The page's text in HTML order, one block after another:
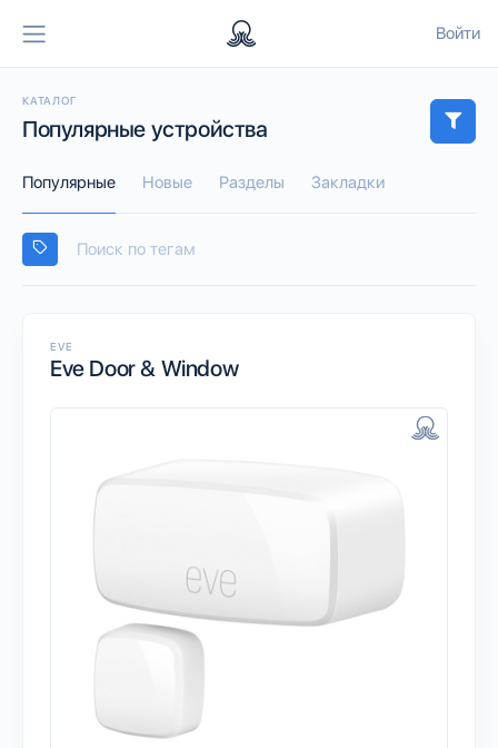
Войти
КАТАЛОГ
Популярные устройства
Популярные Новые Разделы Закладки
EVE
Eve Door & Window